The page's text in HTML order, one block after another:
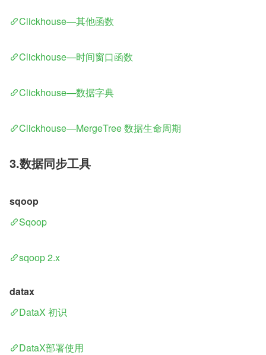
Clickhouse—其他函数
Clickhouse—时间窗口函数
Clickhouse—数据字典
Clickhouse—MergeTree 数据生命周期
3.数据同步工具
sqoop
Sqoop
sqoop 2.x
datax
DataX 初识
DataX部署使用